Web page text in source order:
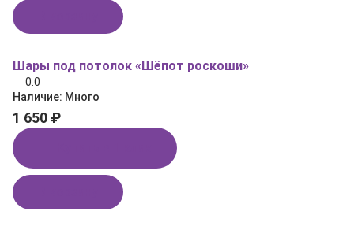
Шары под потолок «Шёпот роскоши»
0.0
Наличие: Много
1 650 ₽